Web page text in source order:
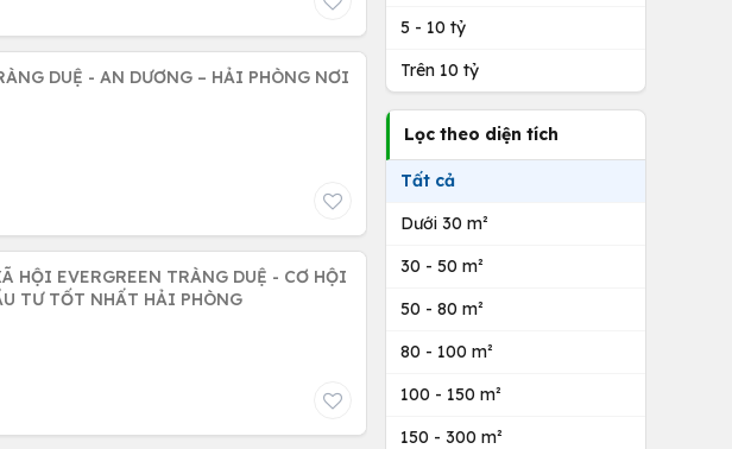
DUỆ - AN DƯƠNG – HẢI PHÒNG NƠI
HỘI EVERGREEN TRÀNG DUỆ - CƠ HỘI
TƯ TỐT NHẤT HẢI PHÒNG
5 - 10 tỷ
Trên 10 tỷ
Lọc theo diện tích
Tất cả
Dưới 30 m²
30 - 50 m²
50 - 80 m²
80 - 100 m²
100 - 150 m²
150 - 300 m²